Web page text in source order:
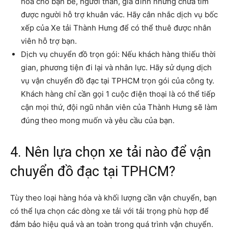
được người hỗ trợ khuân vác. Hãy cân nhắc dịch vụ bốc
xếp của Xe tải Thành Hưng để có thể thuê được nhân
viên hỗ trợ bạn.
Dịch vụ chuyển đồ trọn gói: Nếu khách hàng thiếu thời
gian, phương tiện đi lại và nhân lực. Hãy sử dụng dịch
vụ vận chuyển đồ đạc tại TPHCM trọn gói của công ty.
Khách hàng chỉ cần gọi 1 cuộc điện thoại là có thể tiếp
cận mọi thứ, đội ngũ nhân viên của Thành Hưng sẽ làm
đúng theo mong muốn và yêu cầu của bạn.
4. Nên lựa chọn xe tải nào để vận
chuyển đồ đạc tại TPHCM?
Tùy theo loại hàng hóa và khối lượng cần vận chuyển, bạn
có thể lựa chọn các dòng xe tải với tải trọng phù hợp để
đảm bảo hiệu quả và an toàn trong quá trình vận chuyển.